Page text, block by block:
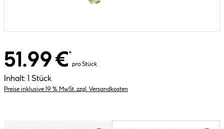
51.99 €*
pro Stück
Inhalt: 1 Stück
Preise inklusive 19 % MwSt. zzgl. Versandkosten